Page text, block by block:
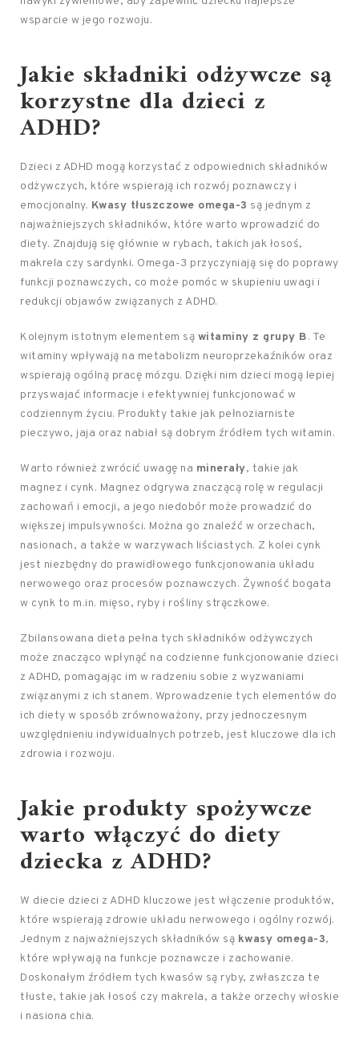
wsparcie w jego rozwoju.
Jakie składniki odżywcze są
korzystne dla dzieci z
ADHD?
Dzieci z ADHD mogą korzystać z odpowiednich składników
odżywczych, które wspierają ich rozwój poznawczy i
emocjonalny. Kwasy tłuszczowe omega-3 są jednym z
najważniejszych składników, które warto wprowadzić do
diety. Znajdują się głównie w rybach, takich jak łosoś,
makrela czy sardynki. Omega-3 przyczyniają się do poprawy
funkcji poznawczych, co może pomóc w skupieniu uwagi i
redukcji objawów związanych z ADHD.
Kolejnym istotnym elementem są witaminy z grupy B. Te
witaminy wpływają na metabolizm neuroprzekaźników oraz
wspierają ogólną pracę mózgu. Dzięki nim dzieci mogą lepiej
przyswajać informacje i efektywniej funkcjonować w
codziennym życiu. Produkty takie jak pełnoziarniste
pieczywo, jaja oraz nabiał są dobrym źródłem tych witamin.
Warto również zwrócić uwagę na minerały, takie jak
magnez i cynk. Magnez odgrywa znaczącą rolę w regulacji
zachowań i emocji, a jego niedobór może prowadzić do
większej impulsywności. Można go znaleźć w orzechach,
nasionach, a także w warzywach liściastych. Z kolei cynk
jest niezbędny do prawidłowego funkcjonowania układu
nerwowego oraz procesów poznawczych. Żywność bogata
w cynk to m.in. mięso, ryby i rośliny strączkowe.
Zbilansowana dieta pełna tych składników odżywczych
może znacząco wpłynąć na codzienne funkcjonowanie dzieci
z ADHD, pomagając im w radzeniu sobie z wyzwaniami
związanymi z ich stanem. Wprowadzenie tych elementów do
ich diety w sposób zrównoważony, przy jednoczesnym
uwzględnieniu indywidualnych potrzeb, jest kluczowe dla ich
zdrowia i rozwoju.
Jakie produkty spożywcze
warto włączyć do diety
dziecka z ADHD?
W diecie dzieci z ADHD kluczowe jest włączenie produktów,
które wspierają zdrowie układu nerwowego i ogólny rozwój.
Jednym z najważniejszych składników są kwasy omega-3,
które wpływają na funkcje poznawcze i zachowanie.
Doskonałym źródłem tych kwasów są ryby, zwłaszcza te
tłuste, takie jak łosoś czy makrela, a także orzechy włoskie
i nasiona chia.